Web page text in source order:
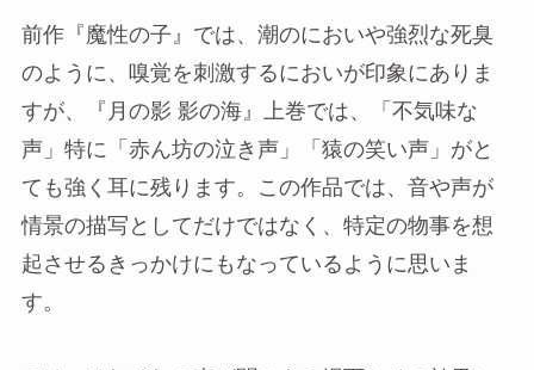
前作『魔性の子』では、潮のにおいや強烈な死臭
のように、嗅覚を刺激するにおいが印象にありま
すが、『月の影 影の海』上巻では、「不気味な
声」特に「赤ん坊の泣き声」「猿の笑い声」がと
ても強く耳に残ります。この作品では、音や声が
情景の描写としてだけではなく、特定の物事を想
起させるきっかけにもなっているように思いま
す。